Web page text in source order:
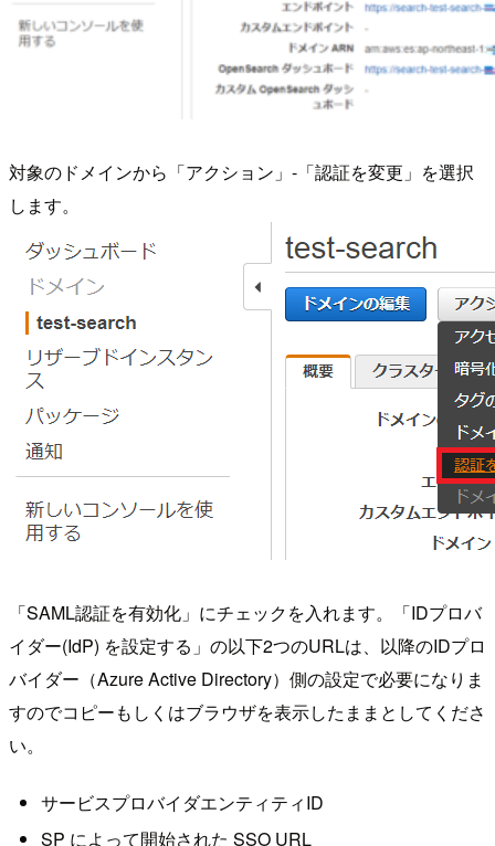
対象のドメインから「アクション」-「認証を変更」を選択
します。
「SAML認証を有効化」にチェックを入れます。「IDプロバ
イダー(IdP) を設定する」の以下2つのURLは、以降のIDプロ
バイダー（Azure Active Directory）側の設定で必要になりま
すのでコピーもしくはブラウザを表示したままとしてくださ
い。
サービスプロバイダエンティティID
SP によって開始された SSO URL